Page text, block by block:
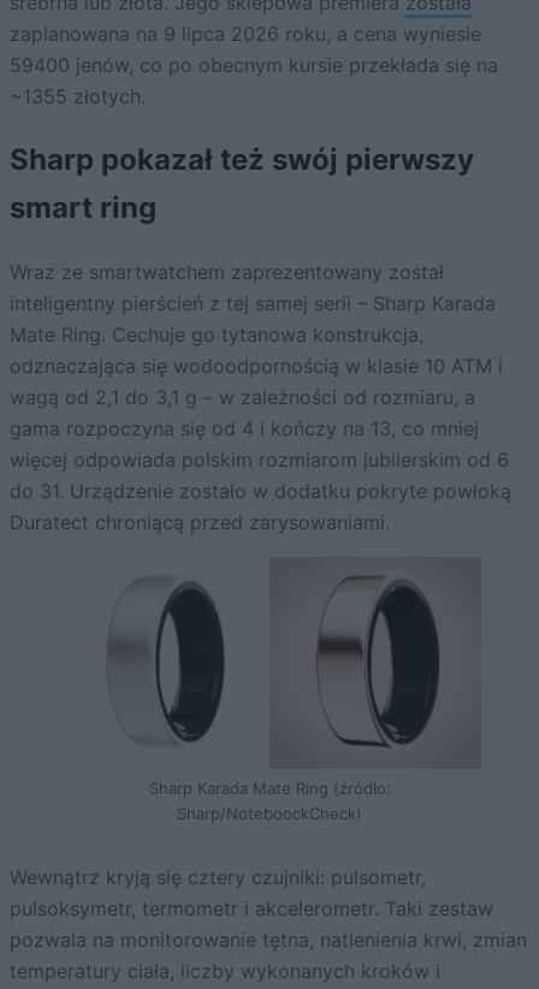
zaplanowana na 9 lipca 2026 roku, a cena wyniesie
59400 jenów, co po obecnym kursie przekłada się na
~1355 złotych.
Sharp pokazał też swój pierwszy
smart ring
Wraz ze smartwatchem zaprezentowany został
inteligentny pierścień z tej samej serii – Sharp Karada
Mate Ring. Cechuje go tytanowa konstrukcja,
odznaczająca się wodoodpornością w klasie 10 ATM i
wagą od 2,1 do 3,1 g – w zależności od rozmiaru, a
gama rozpoczyna się od 4 i kończy na 13, co mniej
więcej odpowiada polskim rozmiarom jubilerskim od 6
do 31. Urządzenie zostało w dodatku pokryte powłoką
Duratect chroniącą przed zarysowaniami.
Sharp Karada Mate Ring (źródło:
Sharp/NoteboockCheck)
Wewnątrz kryją się cztery czujniki: pulsometr,
pulsoksymetr, termometr i akcelerometr. Taki zestaw
pozwala na monitorowanie tętna, natlenienia krwi, zmian
temperatury ciała, liczby wykonanych kroków i